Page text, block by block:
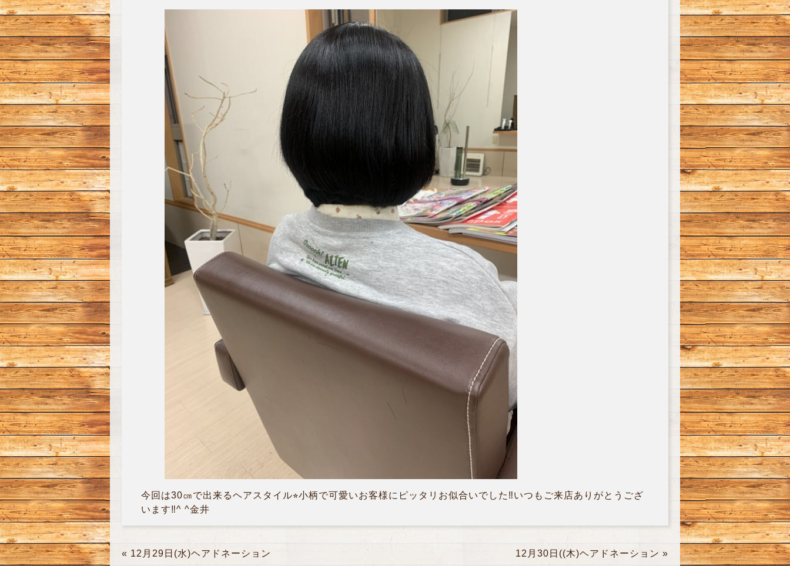
今回は30㎝で出来るヘアスタイル⭐︎小柄で可愛いお客様にピッタリお似合いでした‼︎いつもご来店ありがとうござ
います‼︎^ ^金井
« 12月29日(水)ヘアドネーション 12月30日((木)ヘアドネーション »